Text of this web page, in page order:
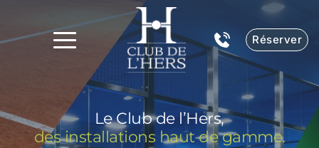
Réserver
Le Club de l’Hers,
des installations haut de gamme.
un Club reconnu pour son exigence.